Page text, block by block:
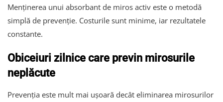
Menținerea unui absorbant de miros activ este o metodă
simplă de prevenție. Costurile sunt minime, iar rezultatele
constante.
Obiceiuri zilnice care previn mirosurile
neplăcute
Prevenția este mult mai ușoară decât eliminarea mirosurilor